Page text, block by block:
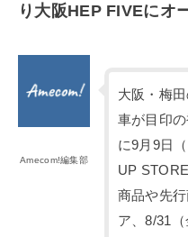
り大阪HEP FIVEにオ
Amecom!編集部
大阪・梅
車が目印
に9月9日
UP
商品や先
ア、8/31